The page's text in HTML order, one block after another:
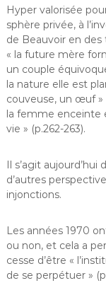
Hyper valorisée
sphère privée, à
de Beauvoir en des
« la future mère
un couple
la nature elle est
couveuse, un œuf »
la femme enceinte
vie » (p.262-263).
Il s’agit
d’autres
injonctions.
Les années 1970
ou non, et cela a
cesse d’être «
de se perpétuer »